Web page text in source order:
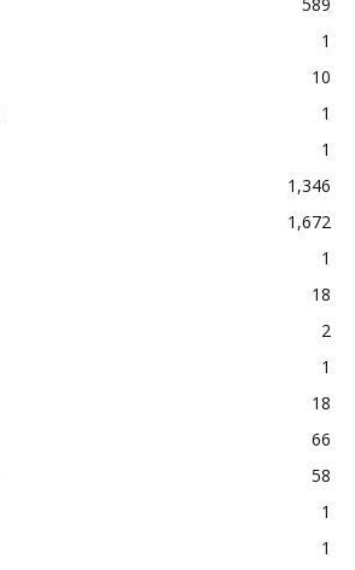
1
10
1
1
1,346
1,672
1
18
2
1
18
66
58
1
1